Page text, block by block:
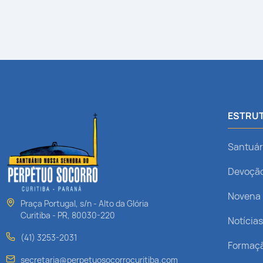
Praça Portugal, s/n - Alto da Glória
Curitiba - PR, 80030-220
(41) 3253-2031
secretaria@perpetuosocorrocuritiba.com
Novena
Notícias